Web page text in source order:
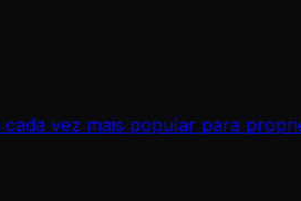
vez mais popular para